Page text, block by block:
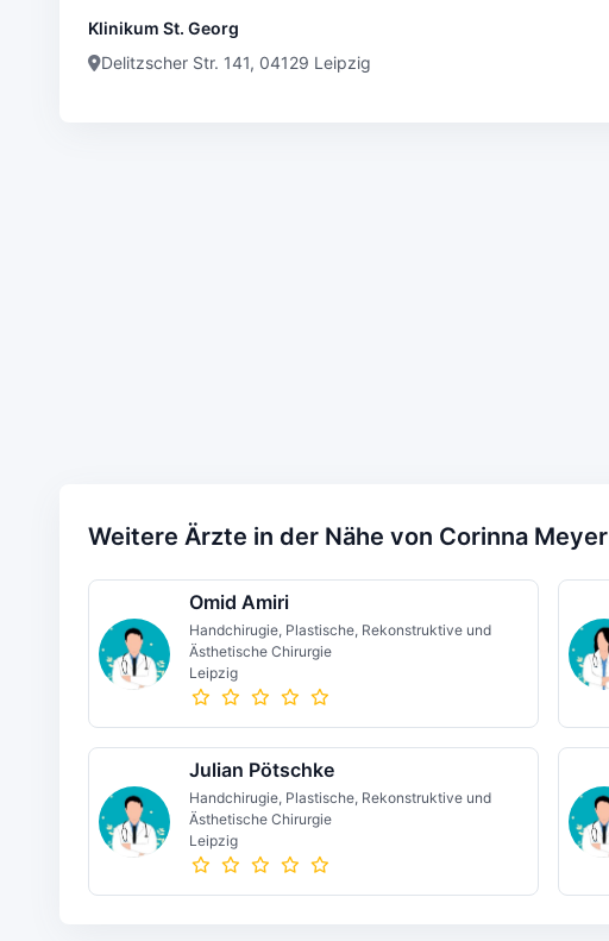
Klinikum St. Georg
Delitzscher Str. 141, 04129 Leipzig
Weitere Ärzte in der Nähe von Corinna Meyer
Omid Amiri
Handchirugie, Plastische, Rekonstruktive und
Ästhetische Chirurgie
Leipzig
Julian Pötschke
Handchirugie, Plastische, Rekonstruktive und
Ästhetische Chirurgie
Leipzig